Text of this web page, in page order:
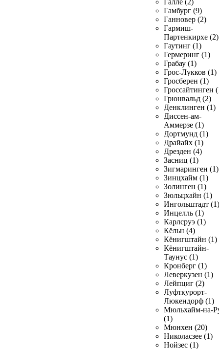
Галле (2)
Гамбург (9)
Ганновер (2)
Гармиш-
Партенкирхе (2)
Гаутинг (1)
Гермеринг (1)
Грабау (1)
Грос-Лукков (1)
Гросберен (1)
Гроссайтинген
Грюнвальд (2)
Денклинген (1)
Диссен-ам-
Аммерзе (1)
Дортмунд (1)
Драйайх (1)
Дрезден (4)
Засниц (1)
Зигмаринген (1)
Зинцхайм (1)
Золинген (1)
Зюльцхайн (1)
Ингольштадт (1)
Инцелль (1)
Карлсруэ (1)
Кёльн (4)
Кёнигштайн (1)
Кёнигштайн-
Таунус (1)
Кронберг (1)
Леверкузен (1)
Лейпциг (2)
Луфткурорт-
Люкендорф (1)
Мюльхайм-на-
(1)
Мюнхен (20)
Николасзее (1)
Нойзес (1)